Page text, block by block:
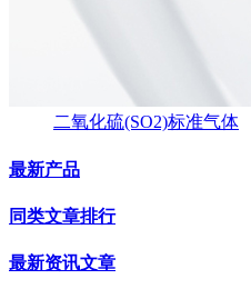
二氧化硫(SO2)标准气体
最新产品
同类文章排行
最新资讯文章